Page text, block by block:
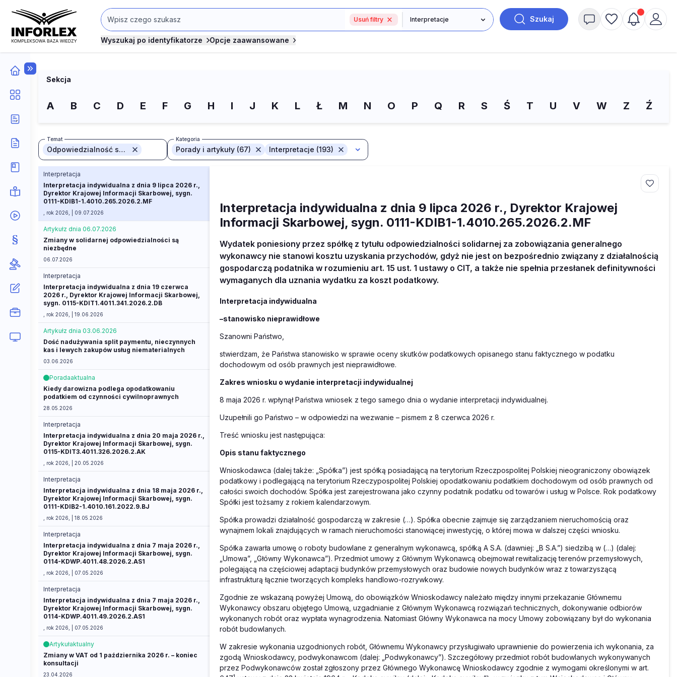
Usuń filtry Szukaj
Wyszukaj po identyfikatorze Opcje zaawansowane
Sekcja
A B C D E F G H I J K L Ł M N O P Q R S Ś T U V W Z Ź
Temat
Odpowiedzialność solidarna
Kategoria
Porady i artykuły (67) Interpretacje (193)
Interpretacja
Interpretacja indywidualna z dnia 9 lipca 2026 r.,
Dyrektor Krajowej Informacji Skarbowej, sygn.
0111-KDIB1-1.4010.265.2026.2.MF
, rok 2026, | 09.07.2026
Artykułz dnia 06.07.2026
Zmiany w solidarnej odpowiedzialności są
niezbędne
06.07.2026
Interpretacja
Interpretacja indywidualna z dnia 19 czerwca
2026 r., Dyrektor Krajowej Informacji Skarbowej,
sygn. 0115-KDIT1.4011.341.2026.2.DB
, rok 2026, | 19.06.2026
Artykułz dnia 03.06.2026
Dość nadużywania split paymentu, nieczynnych
kas i lewych zakupów usług niematerialnych
03.06.2026
Poradaaktualna
Kiedy darowizna podlega opodatkowaniu
podatkiem od czynności cywilnoprawnych
28.05.2026
Interpretacja
Interpretacja indywidualna z dnia 20 maja 2026 r.,
Dyrektor Krajowej Informacji Skarbowej, sygn.
0115-KDIT3.4011.326.2026.2.AK
, rok 2026, | 20.05.2026
Interpretacja
Interpretacja indywidualna z dnia 18 maja 2026 r.,
Dyrektor Krajowej Informacji Skarbowej, sygn.
0111-KDIB2-1.4010.161.2022.9.BJ
, rok 2026, | 18.05.2026
Interpretacja
Interpretacja indywidualna z dnia 7 maja 2026 r.,
Dyrektor Krajowej Informacji Skarbowej, sygn.
0114-KDWP.4011.48.2026.2.AS1
, rok 2026, | 07.05.2026
Interpretacja
Interpretacja indywidualna z dnia 7 maja 2026 r.,
Dyrektor Krajowej Informacji Skarbowej, sygn.
0114-KDWP.4011.49.2026.2.AS1
, rok 2026, | 07.05.2026
Artykułaktualny
Zmiany w VAT od 1 października 2026 r. – koniec
konsultacji
23.04.2026
Interpretacja indywidualna z dnia 9 lipca 2026 r., Dyrektor Krajowej
Informacji Skarbowej, sygn. 0111-KDIB1-1.4010.265.2026.2.MF
Wydatek poniesiony przez spółkę z tytułu odpowiedzialności solidarnej za zobowiązania generalnego
wykonawcy nie stanowi kosztu uzyskania przychodów, gdyż nie jest on bezpośrednio związany z działalnością
gospodarczą podatnika w rozumieniu art. 15 ust. 1 ustawy o CIT, a także nie spełnia przesłanek definitywności
wymaganych dla uznania wydatku za koszt podatkowy.
Interpretacja indywidualna
–stanowisko nieprawidłowe
Szanowni Państwo,
stwierdzam, że Państwa stanowisko w sprawie oceny skutków podatkowych opisanego stanu faktycznego w podatku
dochodowym od osób prawnych jest nieprawidłowe.
Zakres wniosku o wydanie interpretacji indywidualnej
8 maja 2026 r. wpłynął Państwa wniosek z tego samego dnia o wydanie interpretacji indywidualnej.
Uzupełnili go Państwo – w odpowiedzi na wezwanie – pismem z 8 czerwca 2026 r.
Treść wniosku jest następująca:
Opis stanu faktycznego
Wnioskodawca (dalej także: „Spółka”) jest spółką posiadającą na terytorium Rzeczpospolitej Polskiej nieograniczony obowiązek
podatkowy i podlegającą na terytorium Rzeczypospolitej Polskiej opodatkowaniu podatkiem dochodowym od osób prawnych od
całości swoich dochodów. Spółka jest zarejestrowana jako czynny podatnik podatku od towarów i usług w Polsce. Rok podatkowy
Spółki jest tożsamy z rokiem kalendarzowym.
Spółka prowadzi działalność gospodarczą w zakresie (…). Spółka obecnie zajmuje się zarządzaniem nieruchomością oraz
wynajmem lokali znajdujących w ramach nieruchomości stanowiącej inwestycję, o której mowa w dalszej części wniosku.
Spółka zawarła umowę o roboty budowlane z generalnym wykonawcą, spółką A S.A. (dawniej: „B S.A.”) siedzibą w (…) (dalej:
„Umowa”, „Główny Wykonawca”). Przedmiot umowy z Głównym Wykonawcą obejmował rewitalizację terenów przemysłowych,
polegającą na częściowej adaptacji budynków przemysłowych oraz budowie nowych budynków wraz z towarzyszącą
infrastrukturą łącznie tworzących kompleks handlowo-rozrywkowy.
Zgodnie ze wskazaną powyżej Umową, do obowiązków Wnioskodawcy należało między innymi przekazanie Głównemu
Wykonawcy obszaru objętego Umową, uzgadnianie z Głównym Wykonawcą rozwiązań technicznych, dokonywanie odbiorów
wykonanych robót oraz wypłata wynagrodzenia. Natomiast Główny Wykonawca na mocy Umowy zobowiązany był do wykonania
robót budowlanych.
W zakresie wykonania uzgodnionych robót, Głównemu Wykonawcy przysługiwało uprawnienie do powierzenia ich wykonania, za
zgodą Wnioskodawcy, podwykonawcom (dalej: „Podwykonawcy”). Szczegółowy przedmiot robót budowlanych wykonywanych
przez Podwykonawców został zgłoszony przez Głównego Wykonawcę Wnioskodawcy zgodnie z wymogami określonymi w art.